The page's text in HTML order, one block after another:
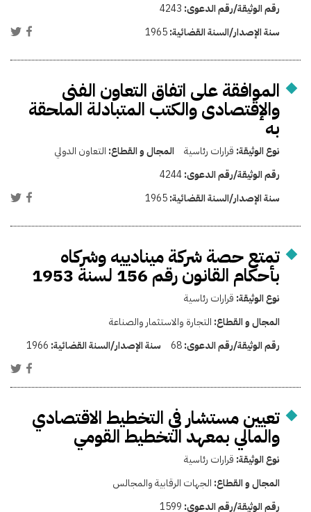
رقم الوثيقة/رقم الدعوى: 4243
سنة الإصدار/السنة القضائية:1965
الموافقة على اتفاق التعاون الفنى
والإقتصادى والكتب المتبادلة الملحقة
به
نوع الوثيقة: قرارات رئاسية المجال و القطاع: التعاون الدولي
رقم الوثيقة/رقم الدعوى:4244
سنة الإصدار/السنة القضائية:1965
تمتع حصة شركة مينادييه وشركاه
بأحكام القانون رقم 156 لسنة 1953
نوع الوثيقة: قرارات رئاسية
المجال و القطاع: التجارة والاستثمار والصناعة
رقم الوثيقة/رقم الدعوى:68 سنة الإصدار/السنة القضائية: 1966
تعيين مستشار في التخطيط الاقتصادي
والمالي بمعهد التخطيط القومي
نوع الوثيقة: قرارات رئاسية
المجال و القطاع: الجهات الرقابية والمجالس
رقم الوثيقة/رقم الدعوى: 1599